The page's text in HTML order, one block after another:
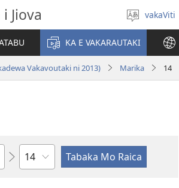
Jiova
Digia
na
Vosa
vakaViti
KA E VAKARAUTAKI
Vakavoutaki ni 2013) Marika 14
Wase